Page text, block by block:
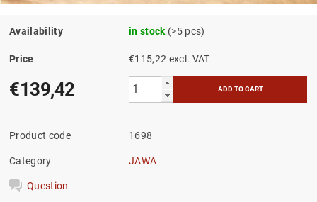
Availability in stock (>5 pcs)
Price €115,22 excl. VAT
€139,42
Product code 1698
Category JAWA
Question